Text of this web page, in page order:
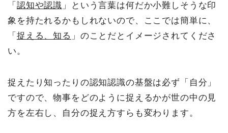
「 認知や認識 」という言葉は何だか小難しそうな印
象を持たれるかもしれないので、ここでは簡単に、
「 捉える、知る 」のことだとイメージされてくださ
い。
捉えたり知ったりの認知認識の基盤は必ず「自分」
ですので、物事をどのように捉えるかが世の中の見
方を左右し、自分の捉え方すらも変わります。